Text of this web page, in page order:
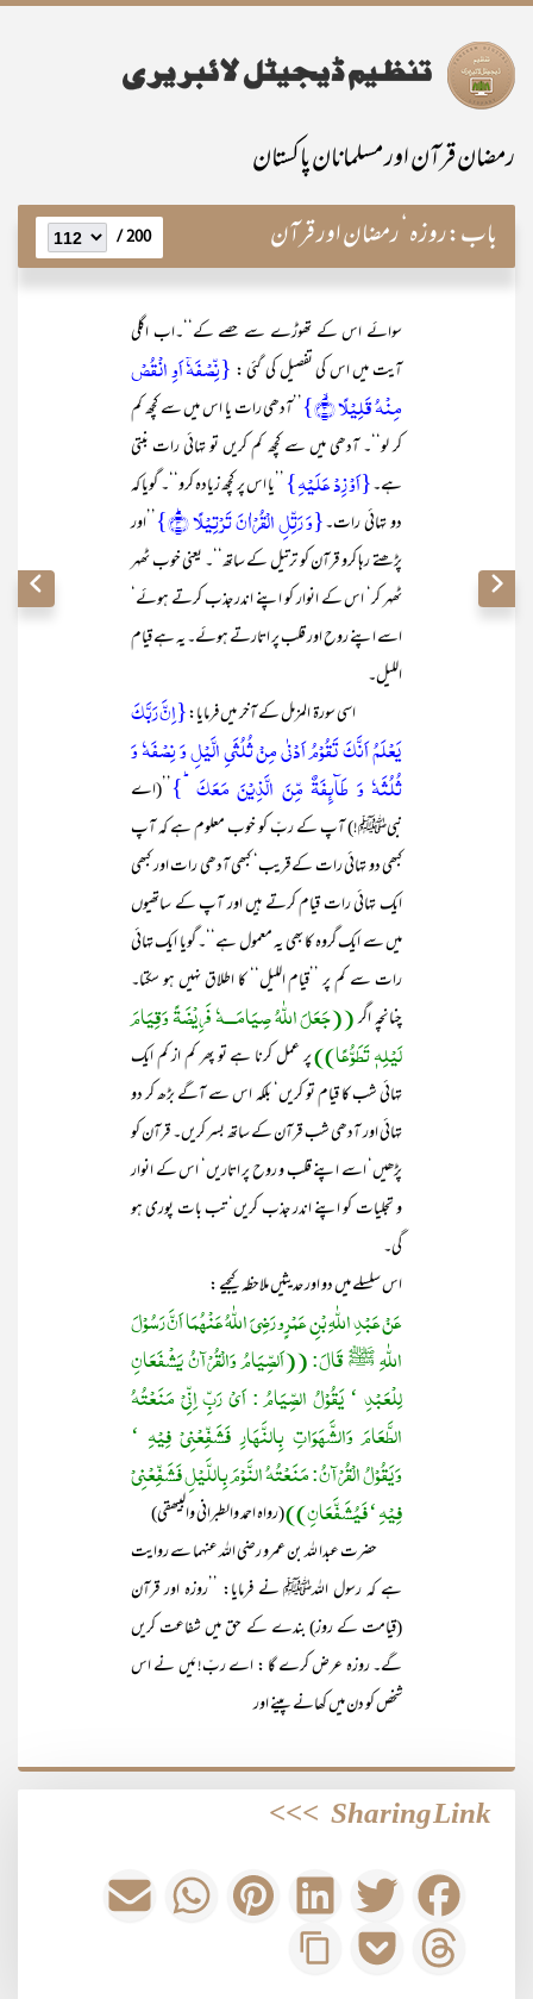
رمضان قرآن اور مسلمانان پاکستان
باب:روزہ ‘ رمضان اور قرآن 200 /
سوائے اس کے تھوڑے سے حصے کے‘‘۔اب اگلی
آیت میں اس کی تفصیل کی گئی : {نِّصۡفَہٗۤ اَوِ انۡقُصۡ
مِنۡہُ قَلِیۡلًا ۙ﴿۳﴾}
’’آدھی رات یا اس میں سے کچھ کم
کر لو‘‘۔ آدھی میں سے کچھ کم کریں تو تہائی رات بنتی
ہے۔{اَوْ زِدْ عَلَیْہِ} ’’یا اس پر کچھ زیادہ کرو‘‘۔ گویا کہ
دو تہائی رات۔{وَ رَتِّلِ الۡقُرۡاٰنَ تَرۡتِیۡلًا ؕ﴿۴﴾}
’’اور
پڑھتے رہا کرو قرآن کو ترتیل کے ساتھ‘‘۔ یعنی خوب ٹھہر
ٹھہر کر‘ اس کے انوار کو اپنے اندر جذب کرتے ہوئے‘
اسے اپنے روح اور قلب پر اتارتے ہوئے۔ یہ ہے قیام
اللیل۔
اسی سورۃ المزمل کے آخر میں فرمایا:{اِنَّ رَبَّکَ
یَعۡلَمُ اَنَّکَ تَقُوۡمُ اَدۡنٰی مِنۡ ثُلُثَیِ الَّیۡلِ وَ نِصۡفَہٗ وَ
ثُلُثَہٗ وَ طَآئِفَۃٌ مِّنَ الَّذِیۡنَ مَعَکَ ؕ} ’’(اے
نبیﷺ!) آپ کے ربّ کو خوب معلوم ہے کہ آپ
کبھی دو تہائی رات کے قریب‘ کبھی آدھی رات اور کبھی
ایک تہائی رات قیام کرتے ہیں اور آپ کے ساتھیوں
میں سے ایک گروہ کا بھی یہ معمول ہے‘‘۔ گویا ایک تہائی
رات سے کم پر ’’قیام اللیل‘‘ کا اطلاق نہیں ہو سکتا۔
چنانچہ اگر((جَعَلَ اللّٰہُ صِیَامَـــہٗ فَرِیْضَۃً وَقِیَامَ
لَیْلِہٖ تَطَوُّعًا))پر عمل کرنا ہے تو پھر کم از کم ایک
تہائی شب کا قیام تو کریں‘ بلکہ اس سے آگے بڑھ کر دو
تہائی اور آدھی شب قرآن کے ساتھ بسر کریں۔ قرآن کو
پڑھیں‘ اسے اپنے قلب و روح پر اتاریں‘ اس کے انوار
و تجلیات کو اپنے اندر جذب کریں‘ تب بات پوری ہو
گی۔
اس سلسلے میں دو اور حدیثیں ملاحظہ کیجیے :
عَنْ عَبْدِ اللّٰہِ بْنِ عَمْرٍو رَضِیَ اللّٰہُ عَنْہُمَا اَنَّ رَسُوْلَ
اللّٰہِ ﷺ قَالَ: ((اَلصِّیَامُ وَالْقُرْآنُ یَشْفَعَانِ
لِلْعَبْدِ ‘ یَقُوْلُ الصِّیَامُ : اَیْ رَبِّ اِنِّیْ مَنَعْتُہُ
الطَّعَامَ وَالشَّھَوَاتِ بِالنَّھَارِ فَشَفِّعْنِیْ فِیْہِ ‘
وَیَقُوْلُ الْقُرْآنُ: مَنَعْتُہُ النَّوْمَ بِاللَّیْلِ فَشَفِّعْنِیْ
فِیْہِ ‘ فَیُشَفَّعَانِ))(رواہ احمد والطبرانی والبیھقی)
حضرت عبدا للہ بن عمرو رضی اللہ عنہما سے روایت
ہے کہ رسول اللہﷺ نے فرمایا: ’’روزہ اور قرآن
(قیامت کے روز) بندے کے حق میں شفاعت کریں
گے۔ روزہ عرض کرے گا : اے ربّ! مَیں نے اس
شخص کو دن میں کھانے پینے اور
Sharing Link
>>>